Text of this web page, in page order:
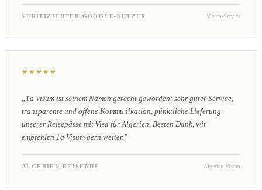
VERIFIZIERTER GOOGLE-NUTZER Visum-Service
★★★★★
„1a Visum ist seinem Namen gerecht geworden: sehr guter Service,
transparente und offene Kommunikation, pünktliche Lieferung
unserer Reisepässe mit Visa für Algerien. Besten Dank, wir
empfehlen 1a Visum gern weiter."
ALGERIEN-REISENDE Algerien-Visum